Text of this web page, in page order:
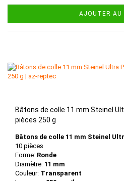
AJOUTER AU
Bâtons de colle 11 mm Steinel
pièces 250 g
Bâtons de colle 11 mm Steinel
10 pièces
Forme: Ronde
Diamètre: 11 mm
Couleur: Transparent